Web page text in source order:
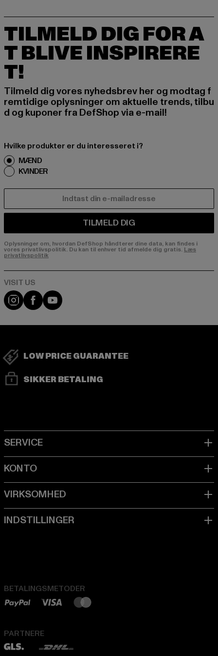
TILMELD DIG FOR A
T BLIVE INSPIRERE
T!
Tilmeld dig vores nyhedsbrev her og modtag f
remtidige oplysninger om aktuelle trends, tilbu
d og kuponer fra DefShop via e-mail!
Hvilke produkter er du interesseret i?
MÆND
KVINDER
TILMELD DIG
Oplysninger om, hvordan DefShop håndterer dine data, kan findes i
vores privatlivspolitik. Du kan til enhver tid afmelde dig gratis. Læs
privatlivspolitik
Visit our Instagram page:
Visit our Facebook page:
Visit our YouTube channel:
LOW PRICE GUARANTEE
SIKKER BETALING
BETALINGSMETODER
PARTNERE